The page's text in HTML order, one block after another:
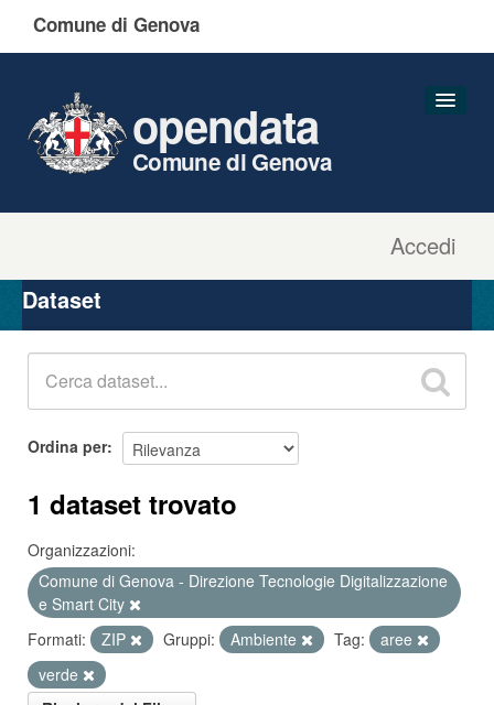
Comune di Genova
Accedi
opendata
Comune di Genova
Organizzazioni
Gruppi
Dataset
Ordina per
1 dataset trovato
Organizzazioni:
Comune di Genova - Direzione Tecnologie Digitalizzazione
e Smart City
Formati:
ZIP Gruppi: Ambiente Tag:
aree
verde